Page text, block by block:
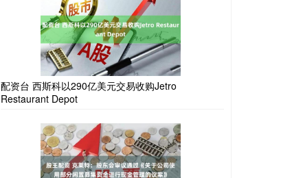
配资台 西斯科以290亿美元交易收购Jetro
Restaurant Depot